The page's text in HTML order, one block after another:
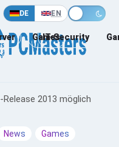
DE EN
Games
IT-Security
2013 möglich
News Games